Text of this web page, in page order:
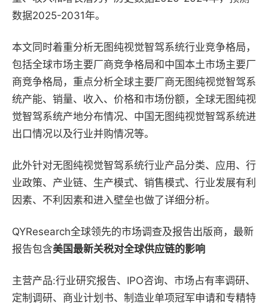
数据2025-2031年。
本文同时着重分析无图纯视觉智驾系统行业竞争格局，
包括全球市场主要厂商竞争格局和中国本土市场主要厂
商竞争格局，重点分析全球主要厂商无图纯视觉智驾系
统产能、销量、收入、价格和市场份额，全球无图纯视
觉智驾系统产地分布情况、中国无图纯视觉智驾系统进
出口情况以及行业并购情况等。
此外针对无图纯视觉智驾系统行业产品分类、应用、行
业政策、产业链、生产模式、销售模式、行业发展有利
因素、不利因素和进入壁垒也做了详细分析。
QYResearch全球领先的市场调查及报告出版商，最新
报告包含美国最新关税对全球供应链的影响
主营产品:行业研究报告、IPO咨询、市场占有率调研、
定制调研、商业计划书、制造业单项冠军申请和专精特